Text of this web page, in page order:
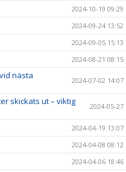
2024-10-19 09:29
2024-09-24 13:52
2024-09-05 15:13
2024-08-21 08:15
nästa
2024-07-02 14:07
skickats ut – viktig
2024-05-27
2024-04-19 13:07
2024-04-08 08:12
2024-04-06 18:46